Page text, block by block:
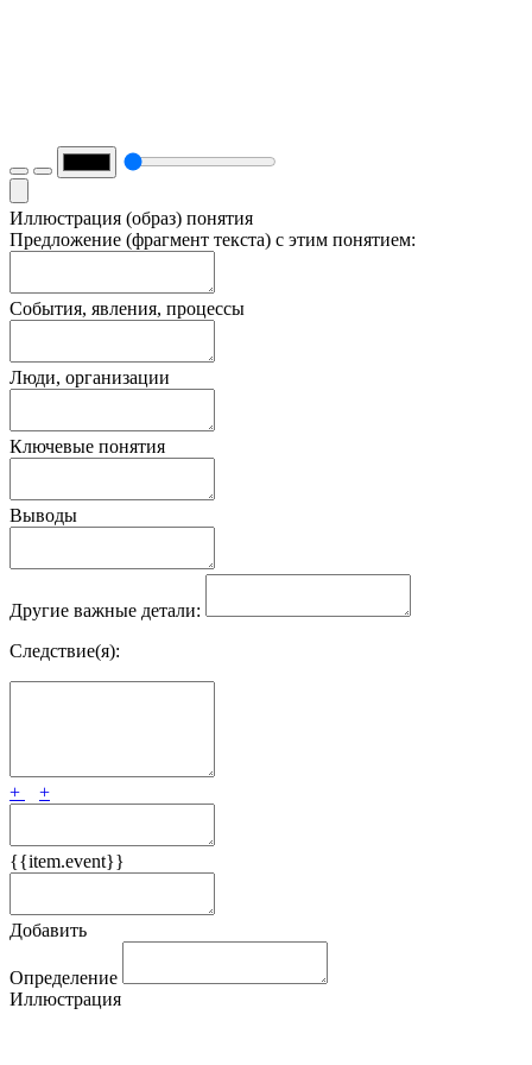
Иллюстрация (образ) понятия
Предложение (фрагмент текста) с этим понятием:
События, явления, процессы
Люди, организации
Ключевые понятия
Выводы
Другие важные детали:
Следствие(я):
+ +
{{item.event}}
Добавить
Определение
Иллюстрация